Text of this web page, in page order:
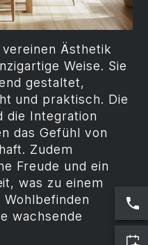
Ästhetik
Weise. Sie
gestaltet,
und praktisch. Die
die Integration
das Gefühl von
Zudem
Freude und ein
was zu einem
wachsende